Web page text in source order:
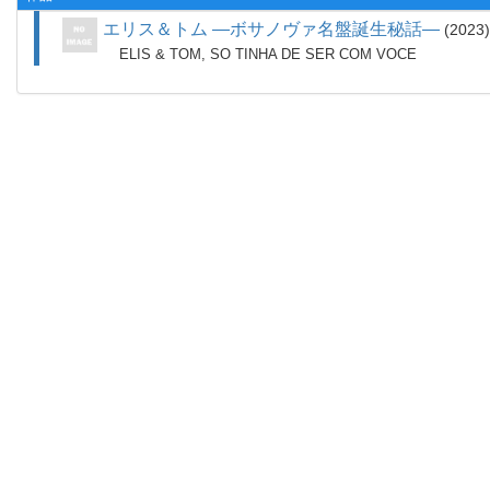
エリス＆トム ―ボサノヴァ名盤誕生秘話― 2023
ELIS & TOM, SO TINHA DE SER COM VOCE